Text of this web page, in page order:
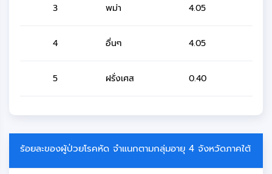
3 พม่า 4.05
4 อื่นๆ 4.05
5 ฝรั่งเศส 0.40
ร้อยละของผู้ป่วยโรคหัด จำแนกตามกลุ่มอายุ 4 จังหวัดภาคใต้